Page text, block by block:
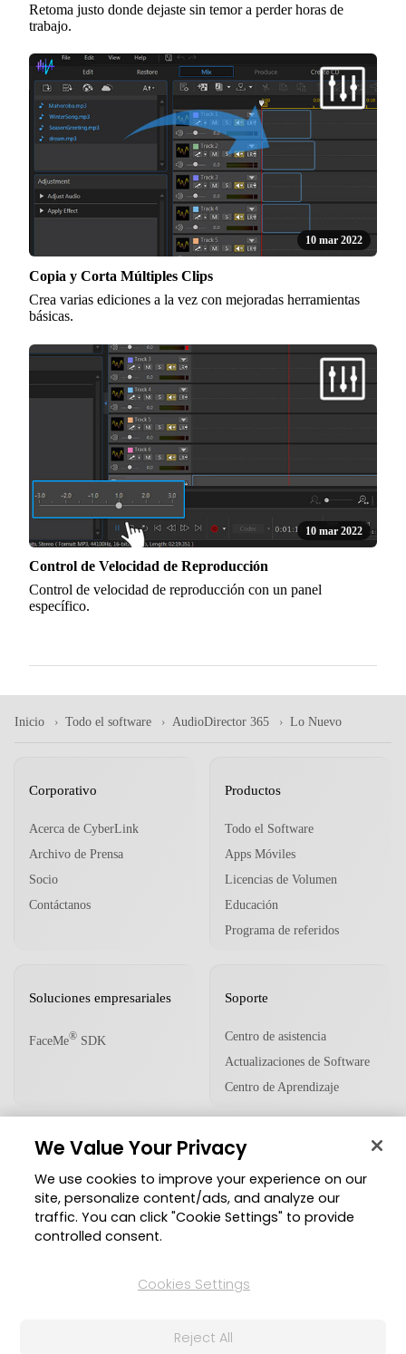
Retoma justo donde dejaste sin temor a perder horas de
trabajo.
10 mar 2022
Copia y Corta Múltiples Clips
Crea varias ediciones a la vez con mejoradas herramientas
básicas.
10 mar 2022
Control de Velocidad de Reproducción
Control de velocidad de reproducción con un panel
específico.
Inicio Todo el software AudioDirector 365 Lo Nuevo
Corporativo
Acerca de CyberLink
Archivo de Prensa
Socio
Contáctanos
Productos
Todo el Software
Apps Móviles
Licencias de Volumen
Educación
Programa de referidos
Soluciones empresariales
FaceMe® SDK
Soporte
Centro de asistencia
Actualizaciones de Software
Centro de Aprendizaje
Comunidad
Zona de Miembros
Blog
© 2026 CyberLink Corp. Todos los derechos reservados.
We Value Your Privacy
We use cookies to improve your experience on our
site, personalize content/ads, and analyze our
traffic. You can click "Cookie Settings" to provide
controlled consent.
Cookies Settings
Reject All